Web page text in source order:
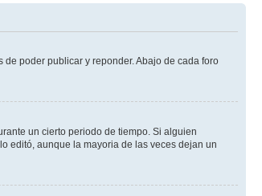
poder publicar y reponder. Abajo de cada foro
un cierto periodo de tiempo. Si alguien
editó, aunque la mayoria de las veces dejan un